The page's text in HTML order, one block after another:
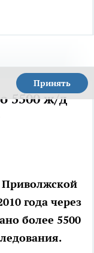
Принять
5500 ж/д
Приволжской
года через
более 5500